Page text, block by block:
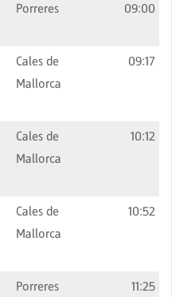
Porreres 09:00
Cales de
Mallorca
09:17
Cales de
Mallorca
10:12
Cales de
Mallorca
10:52
Porreres 11:25